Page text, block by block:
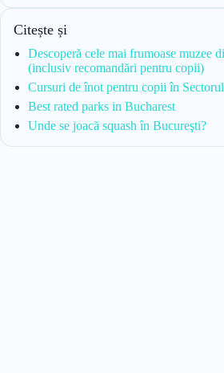
Citește și
Descoperă cele mai frumoase muzee
(inclusiv recomandări pentru copii)
Cursuri de înot pentru copii în
Best rated parks in Bucharest
Unde se joacă squash în Bucureşti?